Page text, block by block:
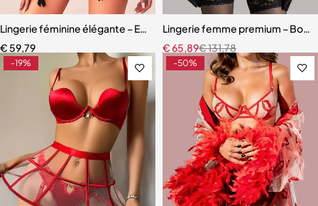
Lingerie féminine élégante – Ensemble léopard avec détails en
€ 59,79
Lingerie femme premium –
€131,78
€65,89
-19% -50%